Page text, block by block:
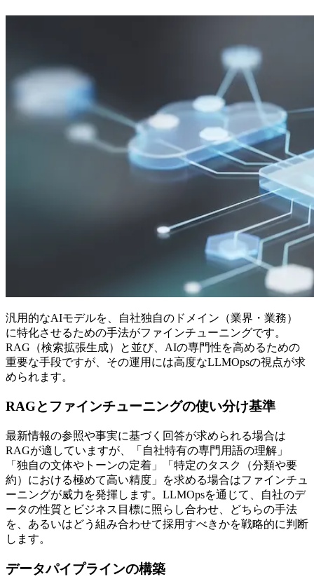
汎用的なAIモデルを、自社独自のドメイン（業界・業務）
に特化させるための手法がファインチューニングです。
RAG（検索拡張生成）と並び、AIの専門性を高めるための
重要な手段ですが、その運用には高度なLLMOpsの視点が求
められます。
RAGとファインチューニングの使い分け基準
最新情報の参照や事実に基づく回答が求められる場合は
RAGが適していますが、「自社特有の専門用語の理解」
「独自の文体やトーンの定着」「特定のタスク（分類や要
約）における極めて高い精度」を求める場合はファインチュ
ーニングが威力を発揮します。LLMOpsを通じて、自社のデ
ータの性質とビジネス目標に照らし合わせ、どちらの手法
を、あるいはどう組み合わせて採用すべきかを戦略的に判断
します。
データパイプラインの構築